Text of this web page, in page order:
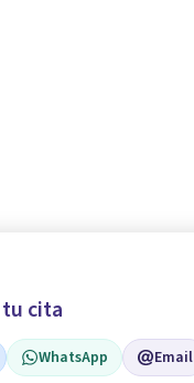
cita
WhatsApp Email